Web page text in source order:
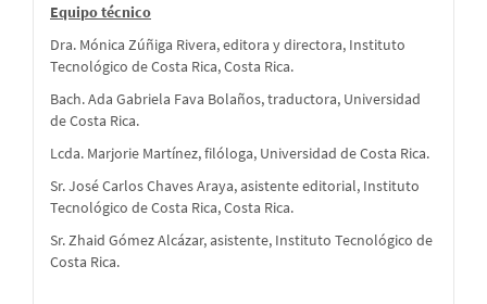
Equipo técnico
Dra. Mónica Zúñiga Rivera, editora y directora, Instituto
Tecnológico de Costa Rica, Costa Rica.
Bach. Ada Gabriela Fava Bolaños, traductora, Universidad
de Costa Rica.
Lcda. Marjorie Martínez, filóloga, Universidad de Costa Rica.
Sr. José Carlos Chaves Araya, asistente editorial, Instituto
Tecnológico de Costa Rica, Costa Rica.
Sr. Zhaid Gómez Alcázar, asistente, Instituto Tecnológico de
Costa Rica.